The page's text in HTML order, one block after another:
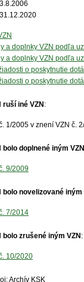
a doplnky VZN podľa
a doplnky VZN podľa
o poskytnutie
o poskytnutie
ruší iné VZN :
1/2005 v znení VZN č.
bolo doplnené iným
9/2009
bolo novelizované iným
7/2014
bolo zrušené iným VZN :
10/2020
Archív KSK